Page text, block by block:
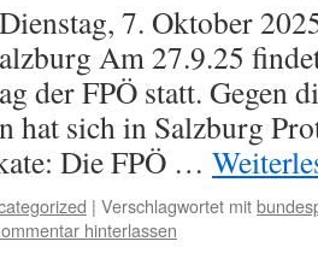
7. Oktober
Am 27.9.25
der FPÖ statt. Gegen
hat sich in Salzburg
Die FPÖ …
| Verschlagwortet mit
hinterlassen